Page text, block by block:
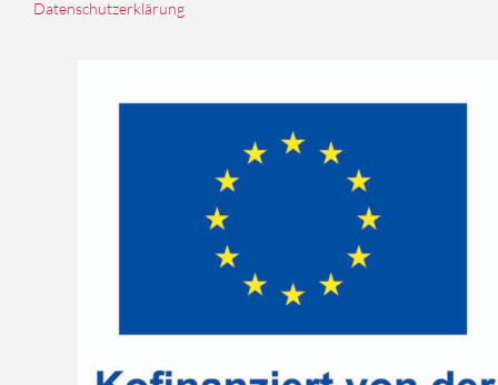
Datenschutzerklärung